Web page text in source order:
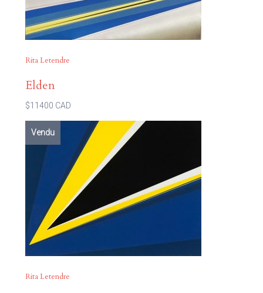
Rita Letendre
Elden
$11400 CAD
Vendu
Rita Letendre